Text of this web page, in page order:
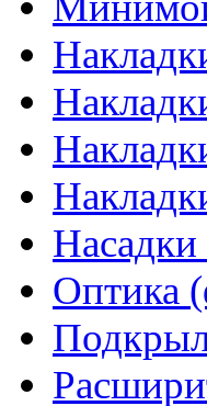
Насадки
Оптика